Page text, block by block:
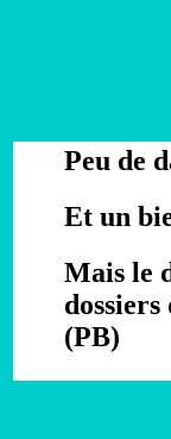
Peu de
Et un
Mais le
(PB)